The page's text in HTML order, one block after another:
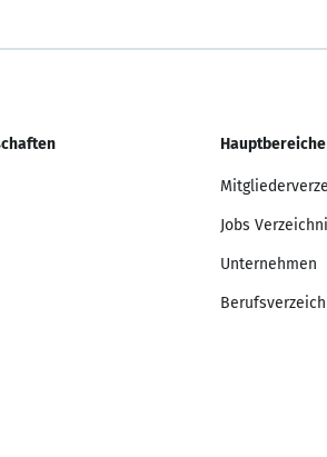
Hauptbereiche
Jobs
Unternehmen